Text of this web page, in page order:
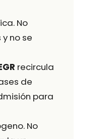
No
no se
recircula
de
para
No